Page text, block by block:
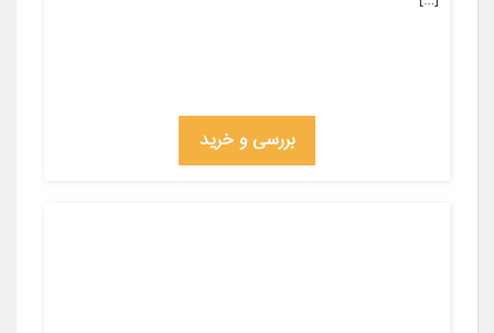
بررسی و خرید